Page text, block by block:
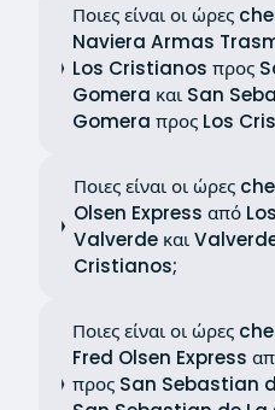
Ποιες είναι οι ώρες
Naviera Armas
Los Cristianos προς
Gomera και San
Gomera προς Los
Ποιες είναι οι ώρες
Olsen Express από
Valverde και
Cristianos;
Ποιες είναι οι ώρες
Fred Olsen Express
προς San Sebastian